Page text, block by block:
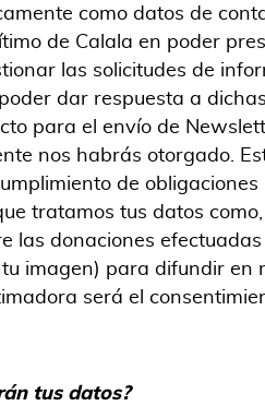
como datos de
de Calala en poder
las solicitudes de
dar respuesta a
para el envío de
nos habrás otorgado.
de
tratamos tus datos
las donaciones efectuadas
imagen) para difundir
será el
tus datos?